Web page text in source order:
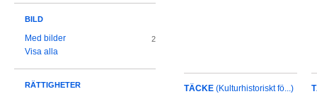
TÄCKE (Kulturhistoriskt fö...)
BILD
Med bilder 2
Visa alla
RÄTTIGHETER